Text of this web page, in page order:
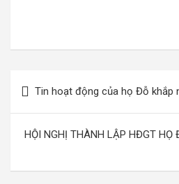
Chủ tịch
hướng
bài
Tin hoạt động của họ Đỗ khắp
HỘI NGHỊ THÀNH LẬP HĐGT HỌ